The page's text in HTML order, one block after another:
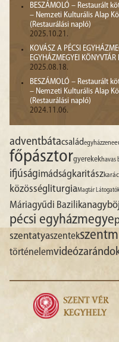
BESZÁMOLÓ – Restaurált
– Nemzeti Kulturális Alap
(Restaurálási napló)
2025.10.21.
KOVÁSZ A PÉCSI
EGYHÁZMEGYEI KÖNYVTÁR
2025.08.18.
BESZÁMOLÓ – Restaurált
– Nemzeti Kulturális Alap
(Restaurálási napló)
2024.11.06.
adventbátacsaládegyházzene
főpásztorgyerekekhavas
ifjúságimádságkaritász
közösség liturgiaMagtár
Máriagyűdi Bazilika
pécsi egyházmegye
szentatyaszentek
történelemvideó